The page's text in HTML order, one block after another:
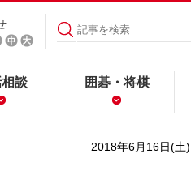
談 囲碁・将棋
2018年6月16日(土)